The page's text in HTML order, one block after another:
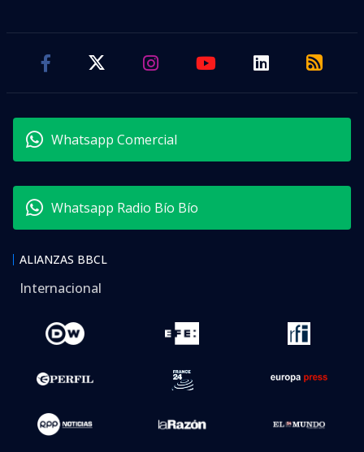
Whatsapp Comercial
Whatsapp Radio Bío Bío
ALIANZAS BBCL
Internacional